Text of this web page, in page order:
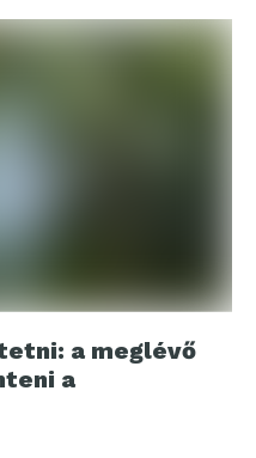
a meglévő
a